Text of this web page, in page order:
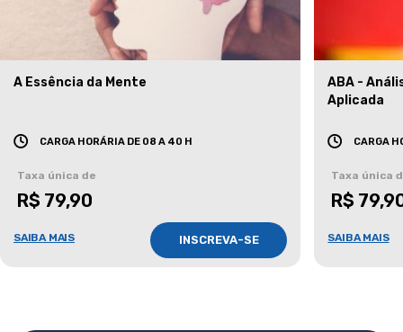
A Essência da Mente
CARGA HORÁRIA DE 08 A 40 H
Taxa única de
R$ 79,90
SAIBA MAIS INSCREVA-SE
ABA -
Aplicada
CARGA
Taxa única
R$
SAIBA MAIS